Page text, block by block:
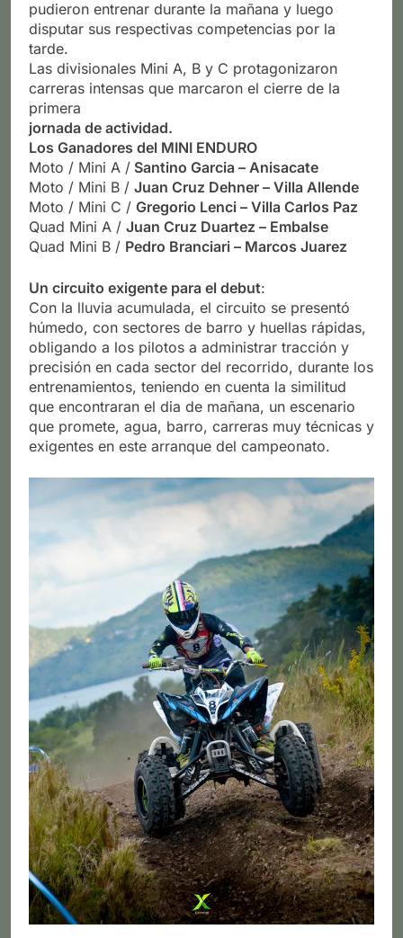
pudieron entrenar durante la mañana y luego
disputar sus respectivas competencias por la
tarde.
Las divisionales Mini A, B y C protagonizaron
carreras intensas que marcaron el cierre de la
primera
jornada de actividad.
Los Ganadores del MINI ENDURO
Moto / Mini A / Santino Garcia – Anisacate
Moto / Mini B / Juan Cruz Dehner – Villa Allende
Moto / Mini C / Gregorio Lenci – Villa Carlos Paz
Quad Mini A / Juan Cruz Duartez – Embalse
Quad Mini B / Pedro Branciari – Marcos Juarez
Un circuito exigente para el debut:
Con la lluvia acumulada, el circuito se presentó
húmedo, con sectores de barro y huellas rápidas,
obligando a los pilotos a administrar tracción y
precisión en cada sector del recorrido, durante los
entrenamientos, teniendo en cuenta la similitud
que encontraran el dia de mañana, un escenario
que promete, agua, barro, carreras muy técnicas y
exigentes en este arranque del campeonato.